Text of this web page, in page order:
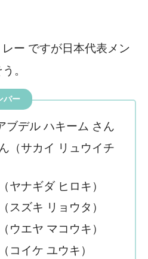
ー ですが日本代表メン
。
バー
ブデル ハキーム さん
（サカイ リュウイチ
ヤナギダ ヒロキ）
スズキ リョウタ）
ウエヤ マコウキ）
コイケ ユウキ）